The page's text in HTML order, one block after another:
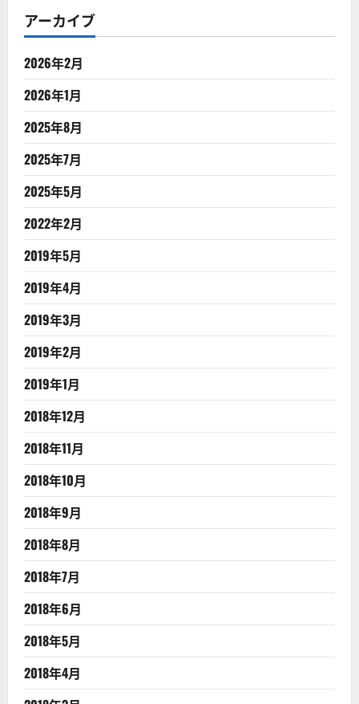
アーカイブ
2026年2月
2026年1月
2025年8月
2025年7月
2025年5月
2022年2月
2019年5月
2019年4月
2019年3月
2019年2月
2019年1月
2018年12月
2018年11月
2018年10月
2018年9月
2018年8月
2018年7月
2018年6月
2018年5月
2018年4月